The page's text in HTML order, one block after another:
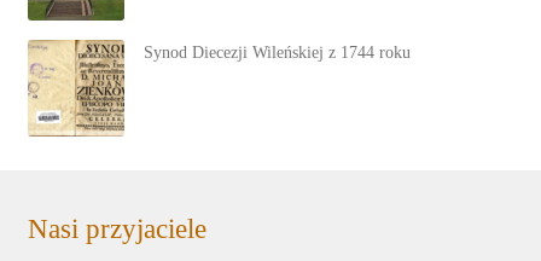
Synod Diecezji Wileńskiej z 1744 roku
Nasi przyjaciele